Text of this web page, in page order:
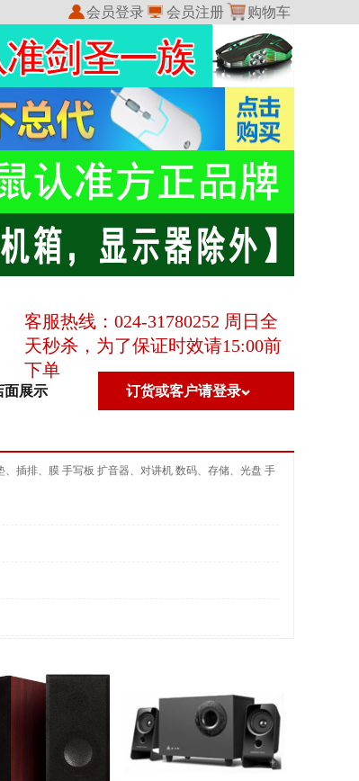
会员登录 会员注册
购物车
我的收藏
我的订单
客服热线：024-31780252 周日全
天秒杀，为了保证时效请15:00前
下单
面展示 订货或客户请登录
、插排、膜 手写板 扩音器、对讲机 数码、存储、光盘 手